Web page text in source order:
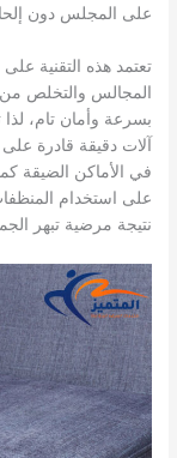
على المجلس دون
تعتمد هذه التقنية
المجالس والتخلص من
بسرعة وأمان تام،
آلات دقيقة قادرة
في الأماكن
على استخدام
نتيجة مرضية تبهر